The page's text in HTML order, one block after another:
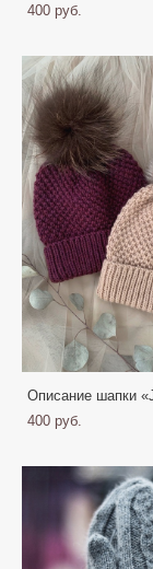
400 pуб.
Описание шапки
400 pуб.